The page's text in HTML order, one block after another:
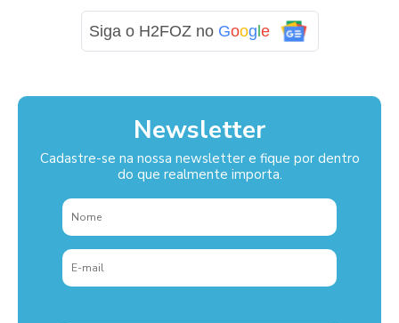
Siga o H2FOZ no Google
Newsletter
Cadastre-se na nossa newsletter e fique por dentro
do que realmente importa.